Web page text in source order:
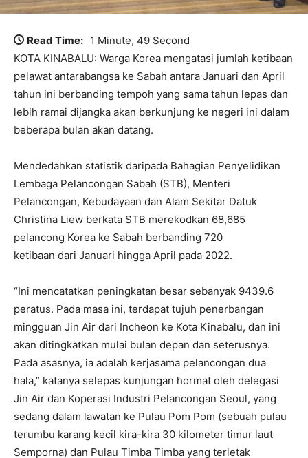
Read Time: 1 Minute, 49 Second
KOTA KINABALU: Warga Korea mengatasi jumlah ketibaan
pelawat antarabangsa ke Sabah antara Januari dan April
tahun ini berbanding tempoh yang sama tahun lepas dan
lebih ramai dijangka akan berkunjung ke negeri ini dalam
beberapa bulan akan datang.
Mendedahkan statistik daripada Bahagian Penyelidikan
Lembaga Pelancongan Sabah (STB), Menteri
Pelancongan, Kebudayaan dan Alam Sekitar Datuk
Christina Liew berkata STB merekodkan 68,685
pelancong Korea ke Sabah berbanding 720
ketibaan dari Januari hingga April pada 2022.
“Ini mencatatkan peningkatan besar sebanyak 9439.6
peratus. Pada masa ini, terdapat tujuh penerbangan
mingguan Jin Air dari Incheon ke Kota Kinabalu, dan ini
akan ditingkatkan mulai bulan depan dan seterusnya.
Pada asasnya, ia adalah kerjasama pelancongan dua
hala,” katanya selepas kunjungan hormat oleh delegasi
Jin Air dan Koperasi Industri Pelancongan Seoul, yang
sedang dalam lawatan ke Pulau Pom Pom (sebuah pulau
terumbu karang kecil kira-kira 30 kilometer timur laut
Semporna) dan Pulau Timba Timba yang terletak